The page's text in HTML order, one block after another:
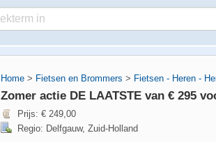
Home > Fietsen en Brommers > Fietsen - Heren -
Zomer actie DE LAATSTE van € 295
Prijs: € 249,00
Regio: Delfgauw, Zuid-Holland